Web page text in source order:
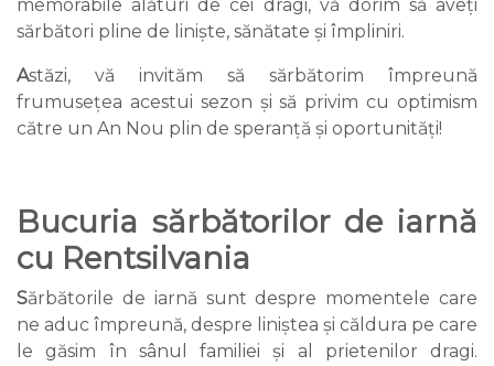
memorabile alături de cei dragi, vă dorim să aveți
sărbători pline de liniște, sănătate și împliniri.
Astăzi, vă invităm să sărbătorim împreună
frumusețea acestui sezon și să privim cu optimism
către un An Nou plin de speranță și oportunități!
Bucuria sărbătorilor de iarnă
cu Rentsilvania
Sărbătorile de iarnă sunt despre momentele care
ne aduc împreună, despre liniștea și căldura pe care
le găsim în sânul familiei și al prietenilor dragi.